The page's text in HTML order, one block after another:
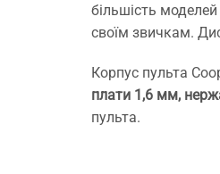
більшість
своїм звичкам.
Корпус пульта
плати 1,6 мм,
пульта.